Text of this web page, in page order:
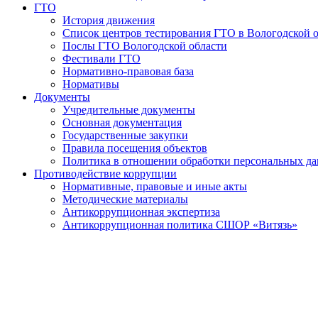
ГТО
История движения
Список центров тестирования ГТО в Вологодской
Послы ГТО Вологодской области
Фестивали ГТО
Нормативно-правовая база
Нормативы
Документы
Учредительные документы
Основная документация
Государственные закупки
Правила посещения объектов
Политика в отношении обработки персональных
Противодействие коррупции
Нормативные, правовые и иные акты
Методические материалы
Антикоррупционная экспертиза
Антикоррупционная политика СШОР «Витязь»